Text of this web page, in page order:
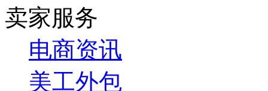
卖家服务
电商资讯
美工外包